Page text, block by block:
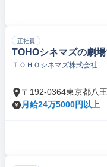
正社員
TOHOシネマズの劇
ＴＯＨＯシネマズ株式会社
〒192-0364東京都八
月給24万5000円以上